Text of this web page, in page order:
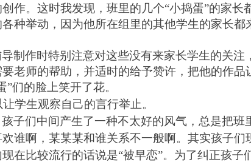
作。这时我发现，班里的几个“小捣蛋”的家长
种举动，因为他所在组里的其他学生的家长都
制作时特别注意对这些没有来家长学生的关注
老师的帮助，并适时的给予赞许，把他的作品
们的脸上笑开了花。
学生观察自己的言行举止。
子们中间产生了一种不太好的风气，总是把班
谁啊，某某某和谁关系不一般啊。其实孩子们
在比较流行的话说是“被早恋”。为了纠正孩子